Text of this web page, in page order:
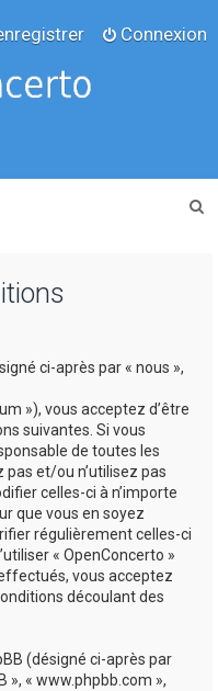
Connexion
ci-après par « nous »,
»), vous acceptez d’être
suivantes. Si vous
de toutes les
pas et/ou n’utilisez pas
celles-ci à n’importe
que vous en soyez
régulièrement celles-ci
« OpenConcerto »
vous acceptez
découlant des
(désigné ci-après par
», « www.phpbb.com »,